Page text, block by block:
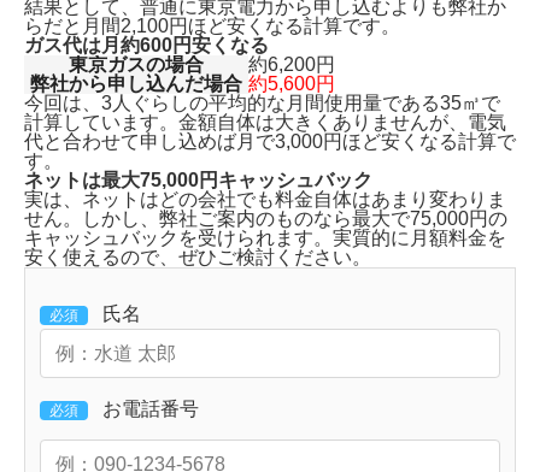
結果として、普通に東京電力から申し込むよりも弊社か
らだと月間2,100円ほど安くなる計算です。
ガス代は月約600円安くなる
東京ガスの場合
約6,200円
弊社から申し込んだ場合 約5,600円
今回は、3人ぐらしの平均的な月間使用量である35㎥で
計算しています。金額自体は大きくありませんが、 電気
代と合わせて申し込めば月で3,000円ほど安くなる計算で
す。
ネットは最大75,000円キャッシュバック
実は、ネットはどの会社でも料金自体はあまり変わりま
せん。しかし、弊社ご案内のものなら最大で75,000円の
キャッシュバックを受けられます。 実質的に月額料金を
安く使えるので、ぜひご検討ください。
必須 氏名
必須 お電話番号